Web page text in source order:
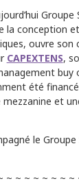
Groupe
la conception
ouvre son
CAPEXTENS,
buy
été
et
le
~ ~ ~ ~ ~ ~ ~